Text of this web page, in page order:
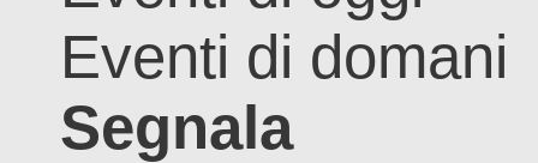
Eventi di domani
Segnala